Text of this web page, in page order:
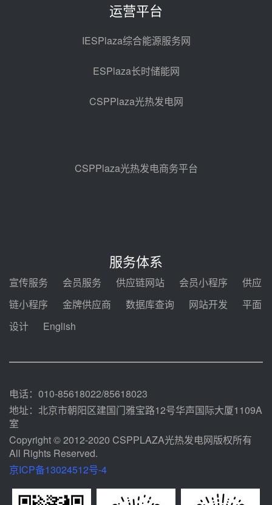
热发电工程EPC总承包项目熔盐截
昊森机电中标新疆华电天山北麓基
地100MW光热发电工程EPC总承
包项目熔盐介质超声波流量计采购
前天 08-05 17:09
前天 08-05 14:48
2026-2029年熔盐介质框架协议
中能建华中试研院中标重能新疆
100MW光热项目机组调试及性能
规模化助力构建绿色低碳电力供给
运营平台
IESPlaza综合能源服务网
ESPlaza长时储能网
CSPPlaza光热发电网
CSPPlaza光热发电商务平台
服务体系
宣传服务 会员服务 供应链网站 会员小程序
供应
链小程序
金牌供应商 数据库查询 网站开发
平面
设计
English
电话：010-85618022/85618023
地址：北京市朝阳区建国门雅宝路12号华声国际大厦1109A
室
Copyright © 2012-2020 CSPPLAZA光热发电网版权所有
All Rights Reserved.
京ICP备13024512号-4